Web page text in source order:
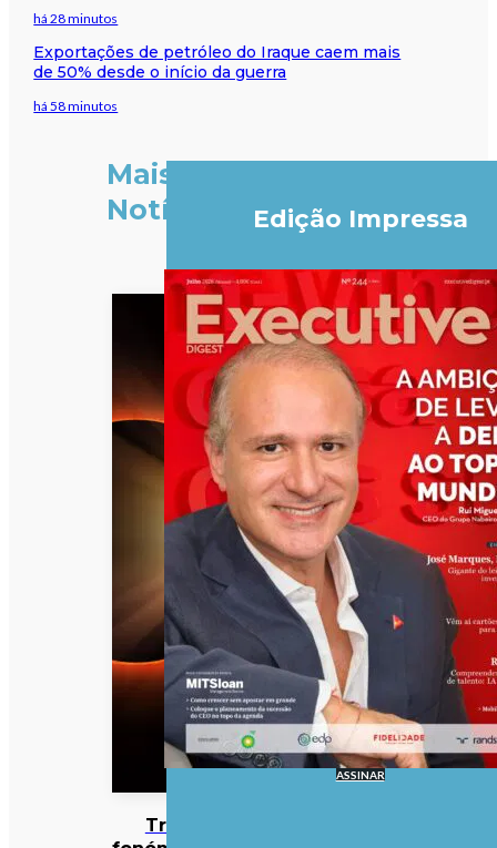
há 28 minutos
Exportações de petróleo do Iraque caem mais
de 50% desde o início da guerra
há 58 minutos
Mais
Notícias
Três
Edição Impressa
ASSINAR